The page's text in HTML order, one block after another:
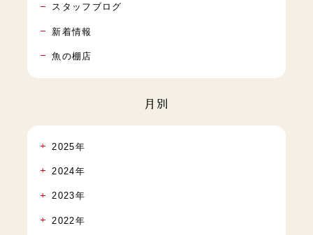
スタッフブログ
新着情報
魚の棚店
月別
2025年
2024年
2023年
2022年